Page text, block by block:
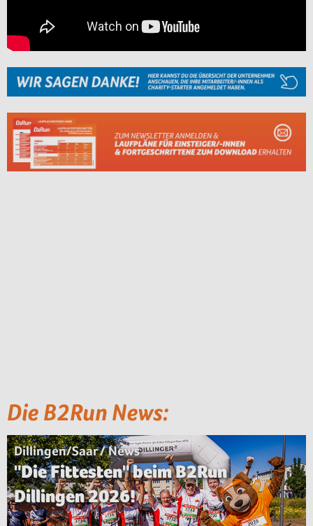
Die B2Run News:
Dillingen/Saar / News
"Die Fittesten" beim B2Run
Dillingen 2026!